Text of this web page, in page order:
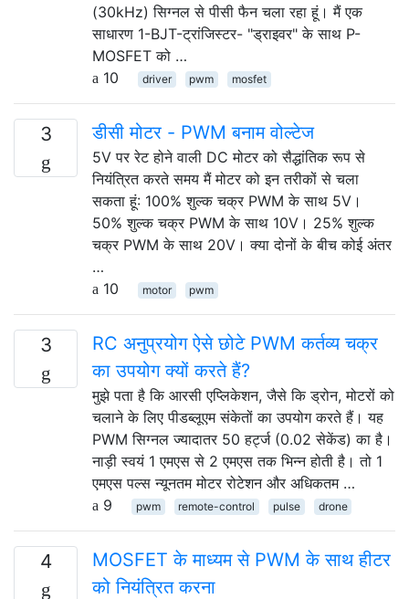
(30kHz) सिग्नल से पीसी फैन चला रहा हूं। मैं एक
साधारण 1-BJT-ट्रांजिस्टर- "ड्राइवर" के साथ P-
MOSFET को …
10
driver pwm mosfet
3 डीसी मोटर - PWM बनाम वोल्टेज
5V पर रेट होने वाली DC मोटर को सैद्धांतिक रूप से
नियंत्रित करते समय मैं मोटर को इन तरीकों से चला
सकता हूं: 100% शुल्क चक्र PWM के साथ 5V।
50% शुल्क चक्र PWM के साथ 10V। 25% शुल्क
चक्र PWM के साथ 20V। क्या दोनों के बीच कोई अंतर
…
10
motor pwm
3
RC अनुप्रयोग ऐसे छोटे PWM कर्तव्य चक्र
का उपयोग क्यों करते हैं?
मुझे पता है कि आरसी एप्लिकेशन, जैसे कि ड्रोन, मोटरों को
चलाने के लिए पीडब्लूएम संकेतों का उपयोग करते हैं। यह
PWM सिग्नल ज्यादातर 50 हर्ट्ज (0.02 सेकेंड) का है।
नाड़ी स्वयं 1 एमएस से 2 एमएस तक भिन्न होती है। तो 1
एमएस पल्स न्यूनतम मोटर रोटेशन और अधिकतम …
9
pwm remote-control pulse drone
4
MOSFET के माध्यम से PWM के साथ हीटर
को नियंत्रित करना